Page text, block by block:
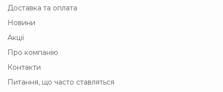
Доставка та оплата
Новини
Акції
Про компанію
Контакти
Питання, що часто ставляться